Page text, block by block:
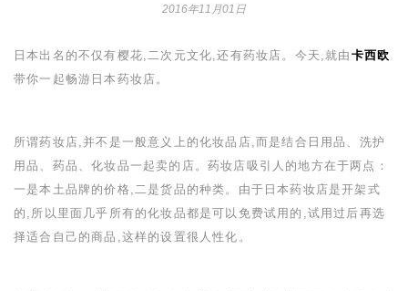
2016年11月01日
日本出名的不仅有樱花,二次元文化,还有药妆店。今天,就由 卡西欧
带你一起畅游日本药妆店。
所谓药妆店,并不是一般意义上的化妆品店,而是结合日用品、洗护
用品、药品、化妆品一起卖的店。药妆店吸引人的地方在于两点：
一是本土品牌的价格,二是货品的种类。由于日本药妆店是开架式
的,所以里面几乎所有的化妆品都是可以免费试用的,试用过后再选
择适合自己的商品,这样的设置很人性化。